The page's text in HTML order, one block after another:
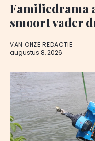
Familiedrama
smoort vader
VAN ONZE REDACTIE
augustus 8, 2026